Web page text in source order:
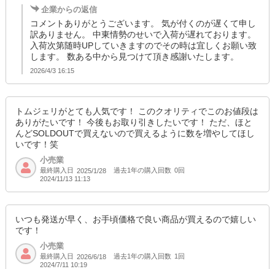
SD品番：11512428S100
10-4 チャコールA 150㎝
参考上代 オープンプライス
10-4 チャコールA 160㎝
参考上代
SD品番：11512428S102
参考上代
企業からの返信
コメントありがとうございます。 気が付くのが遅くて申し
訳ありません。 中東情勢のせいで入荷が遅れております。
入荷次第随時UPしていきますのでその時は宜しくお願い致
します。 数ある中から見つけて頂き感謝いたします。
2026/4/3 16:15
トムジェリがとても人気です！ このクオリティでこのお値段は
ありがたいです！ 今後もお取り引きしたいです！ ただ、ほと
んどSOLDOUTで買えないので買えるように数を増やしてほし
いです！笑
小売業
最終購入日 2025/1/28 過去1年の購入回数 0回
2024/11/13 11:13
いつも発送が早く、お手頃価格で良い商品が買えるので嬉しい
です！
小売業
最終購入日 2026/6/18 過去1年の購入回数 1回
2024/7/11 10:19